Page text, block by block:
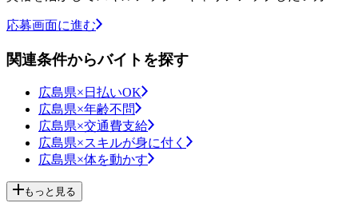
応募画面に進む
関連条件からバイトを探す
広島県×日払いOK
広島県×年齢不問
広島県×交通費支給
広島県×スキルが身に付く
広島県×体を動かす
もっと見る